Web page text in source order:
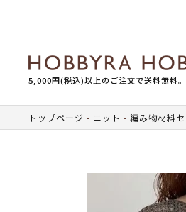
5,000円(税込)以上のご注文で送料無料
トップページ ニット 編み物材料セ